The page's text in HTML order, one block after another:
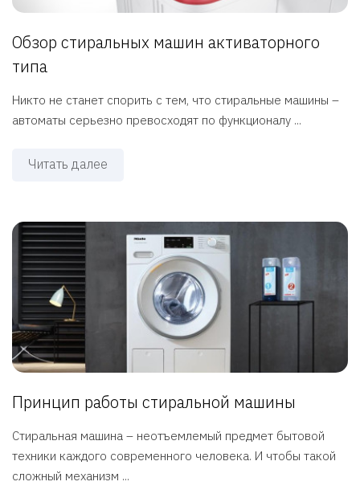
Обзор стиральных машин активаторного
типа
Никто не станет спорить с тем, что стиральные машины –
автоматы серьезно превосходят по функционалу ...
Читать далее
Принцип работы стиральной машины
Стиральная машина – неотъемлемый предмет бытовой
техники каждого современного человека. И чтобы такой
сложный механизм ...